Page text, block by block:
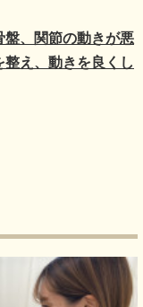
盤、関節の動きが悪
整え、動きを良くし